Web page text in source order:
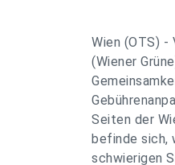
Wien (OTS) -
(Wiener
Seiten der
befinde sich,
schwierigen